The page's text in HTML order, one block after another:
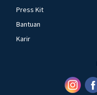
Press Kit
Bantuan
Karir